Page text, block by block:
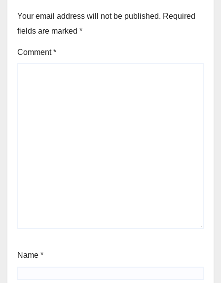
Your email address will not be published. Required
fields are marked *
Comment*
Name *